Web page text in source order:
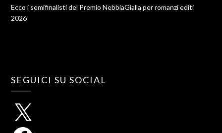
Ecco i semifinalisti del Premio NebbiaGialla per romanzi editi
2026
SEGUICI SU SOCIAL